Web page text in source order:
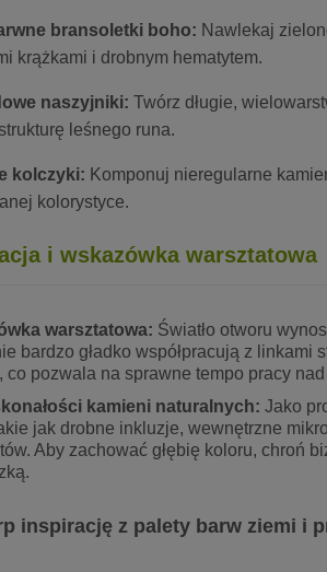
bransoletki boho: Nawlekaj
krążkami i drobnym hematytem.
naszyjniki: Twórz długie,
leśnego runa.
kolczyki: Komponuj nieregularne
kolorystyce.
i wskazówka warsztatowa
warsztatowa: Światło otworu
bardzo gładko współpracują z
co pozwala na sprawne tempo pracy
kamieni naturalnych: Jako
jak drobne inkluzje, wewnętrzne
Aby zachować głębię koloru, chroń
inspirację z palety barw ziemi i